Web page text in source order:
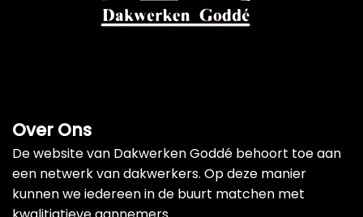
Over Ons
De website van Dakwerken Goddé behoort toe aan
een netwerk van dakwerkers. Op deze manier
kunnen we iedereen in de buurt matchen met